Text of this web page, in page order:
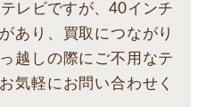
レビですが、40インチ
あり、買取につながり
越しの際にご不用なテ
気軽にお問い合わせく